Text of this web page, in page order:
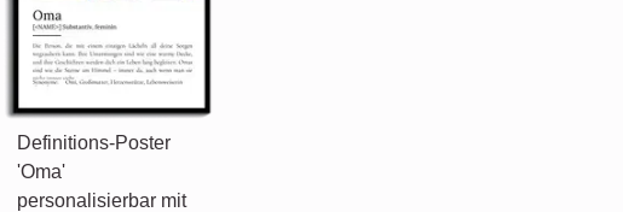
Definitions-Poster
'Oma'
personalisierbar mit